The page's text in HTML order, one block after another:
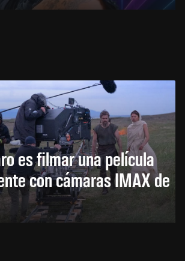
es filmar una película
con cámaras IMAX de